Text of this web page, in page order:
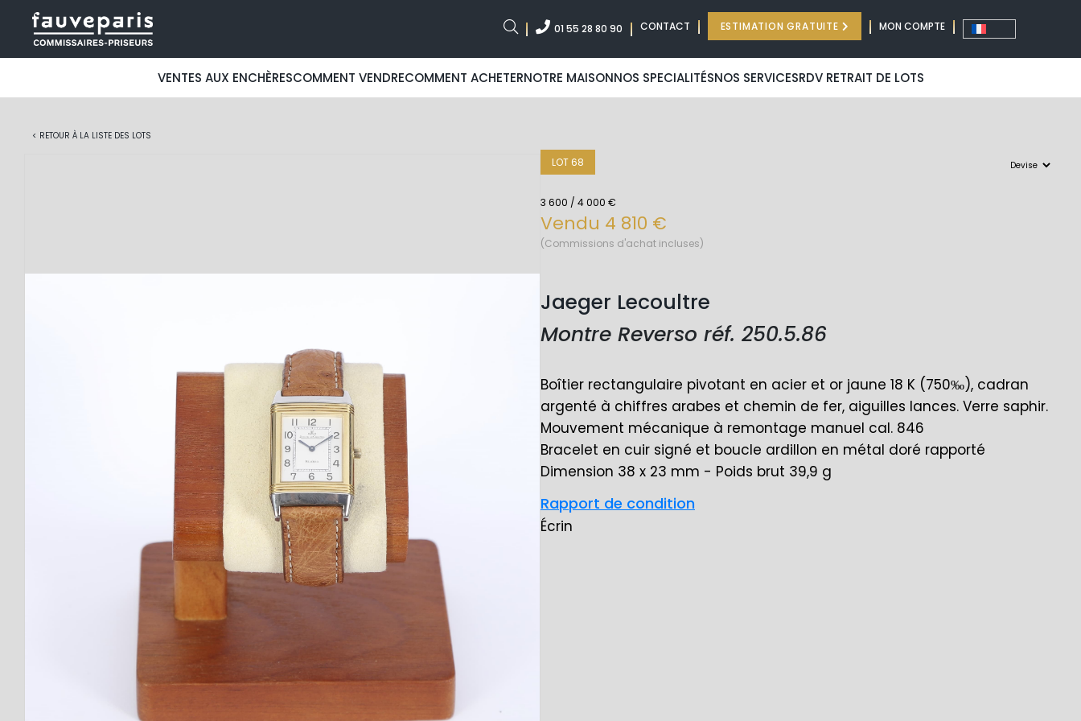
01 55 28 80 90 CONTACT ESTIMATION GRATUITE MON COMPTE
VENTES AUX ENCHÈRESCOMMENT VENDRECOMMENT ACHETERNOTRE MAISONNOS SPECIALITÉSNOS SERVICESRDV RETRAIT DE LOTS
< RETOUR À LA LISTE DES LOTS
LOT 68
3 600 / 4 000 €
Vendu 4 810 €
(Commissions d'achat incluses)
Jaeger Lecoultre
Montre Reverso réf. 250.5.86
Boîtier rectangulaire pivotant en acier et or jaune 18 K (750‰), cadran
argenté à chiffres arabes et chemin de fer, aiguilles lances. Verre saphir.
Mouvement mécanique à remontage manuel cal. 846
Bracelet en cuir signé et boucle ardillon en métal doré rapporté
Dimension 38 x 23 mm - Poids brut 39,9 g
Rapport de condition
Écrin